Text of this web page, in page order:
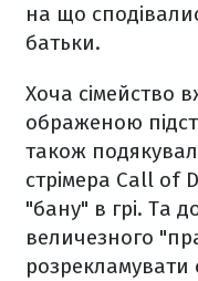
на що
батьки.
Хоча сімейство
ображеною
також
стрімера Call of
"бану" в грі. Та
величезного
розрекламувати